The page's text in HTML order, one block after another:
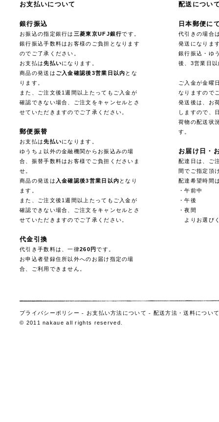
お支払いについて
銀行振込
お振込の指定銀行は 三菱東京UFJ銀行です。
銀行振込手数料はお客様のご負担となります
のでご了承ください。
お支払は先払いになります。
商品の発送は ご入金確認後3営業日以内 とな
ります。
また、ご注文後1週間以上たってもご入金が
確認できない場合、ご注文をキャンセルとさ
せていただきますのでご了承ください。
郵便振替
お支払は先払いになります。
ゆうちょ以外の金融機関からお振込みの場
合、振替手数料はお客様でご負担くださいま
せ。
商品の発送は 入金確認後3営業日以内 となり
ます。
また、ご注文後1週間以上たってもご入金が
確認できない場合、ご注文をキャンセルとさ
せていただきますのでご了承ください。
代金引換
代引き手数料は、一律260円です。
お申込者登録住所以外へのお届け指定の場
合、ご利用できません。
配送につい
日本郵便に
代引きの場合
発送になりま
銀行振込・ゆ
後、3営業日
ご入金が金曜
なりますので
発送後は、お
しますので、
荷物の配送状
す。
お届け日・
配達日は、ご
間でご指定頂
配達希望時間
・午前中
・午後
・夜間
よりお選び
プライバシーポリシー - お支払い方法について - 配送方法・送料につい
© 2011 nakaue all rights reserved.